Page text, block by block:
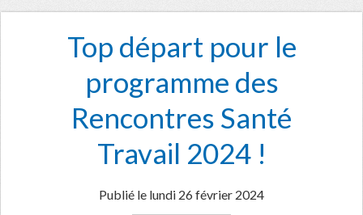
Top départ pour le
programme des
Rencontres Santé
Travail 2024 !
Publié le lundi 26 février 2024